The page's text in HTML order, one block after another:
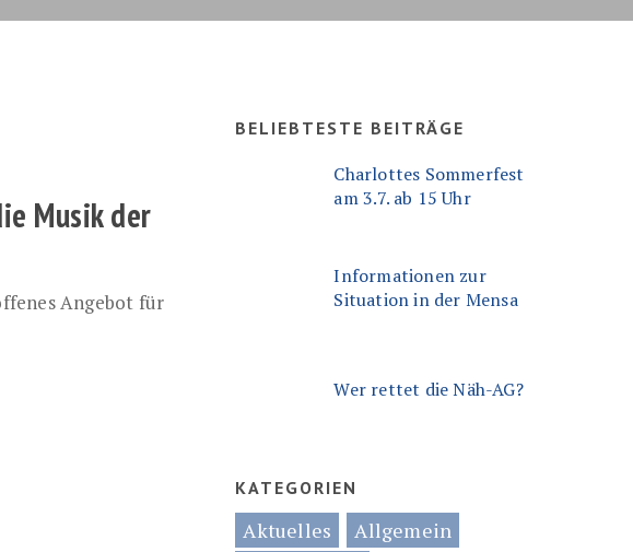
Musik der
Angebot für
BELIEBTESTE BEITRÄGE
Charlottes Sommerfest
am 3.7. ab 15 Uhr
Informationen zur
Situation in der Mensa
Wer rettet die Näh-AG?
KATEGORIEN
Aktuelles
Allgemein